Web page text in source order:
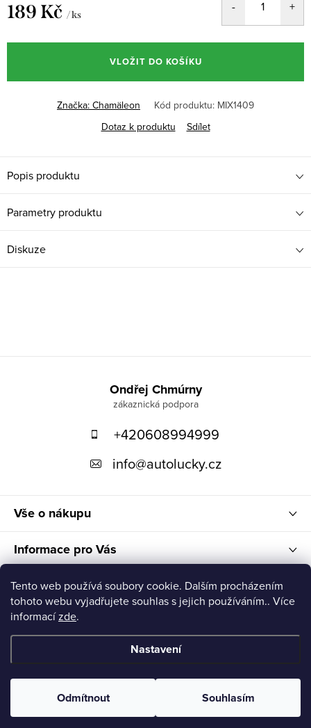
Tento web používá soubory cookie. Dalším procházením
tohoto webu vyjadřujete souhlas s jejich používáním.. Více
informacízde.
Nastavení
Odmítnout Souhlasím
189 Kč / ks
cena:
VLOŽIT DO KOŠÍKU
Značka: Chamäleon Kód produktu: MIX1409
Dotaz k produktu
Sdílet
Popis produktu
Parametry produktu
Diskuze
Vše o nákupu
Informace pro Vás
Ondřej Chmúrny
+420608994999
info@autolucky.cz
Nákupní košík
Copyright 2026Autolucky. Všechna práva vyhrazena.